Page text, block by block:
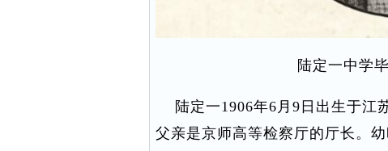
陆定一中学
陆定一1906年6月9日出生于江
父亲是京师高等检察厅的厅长。